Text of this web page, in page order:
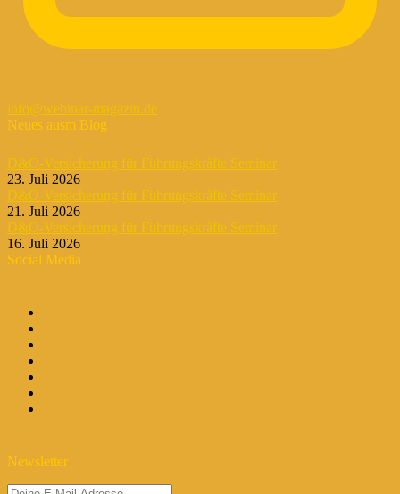
info@webinar-magazin.de
Neues ausm Blog
D&O-Versicherung für Führungskräfte Seminar
23. Juli 2026
D&O-Versicherung für Führungskräfte Seminar
21. Juli 2026
D&O-Versicherung für Führungskräfte Seminar
16. Juli 2026
Social Media
Newsletter